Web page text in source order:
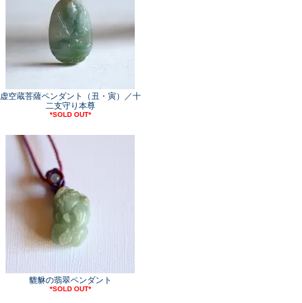
虚空蔵菩薩ペンダント（丑・寅）／十
二支守り本尊
*SOLD OUT*
貔貅の翡翠ペンダント
*SOLD OUT*